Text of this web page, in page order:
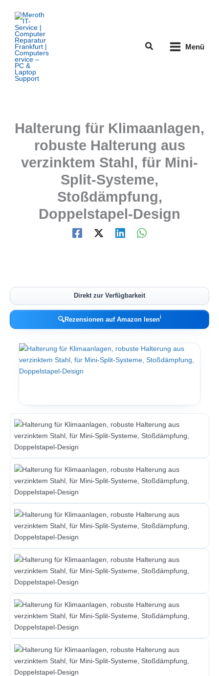
Inhalt
springen
Suchen Menü
Halterung für Klimaanlagen,
robuste Halterung aus
verzinktem Stahl, für Mini-
Split-Systeme,
Stoßdämpfung,
Doppelstapel-Design
Direkt zur Verfügbarkeit
🔍Rezensionen auf Amazon lesenℹ︎